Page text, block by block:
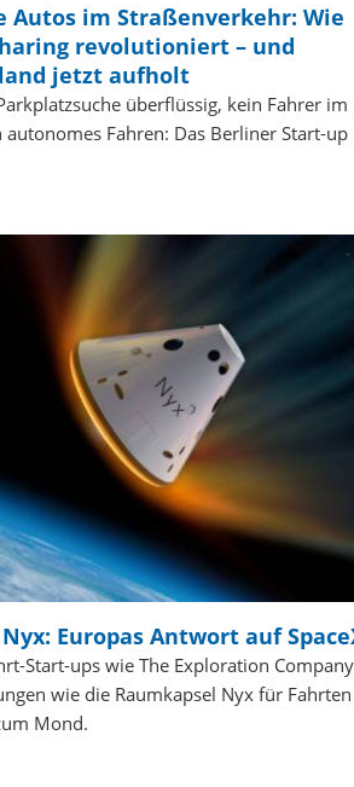
Autos im Straßenverkehr: Wie
revolutioniert – und
jetzt aufholt
überflüssig, kein Fahrer im
Fahren: Das Berliner Start-up
Europas Antwort auf
Start-ups wie The Exploration Company
wie die Raumkapsel Nyx für
Mond.